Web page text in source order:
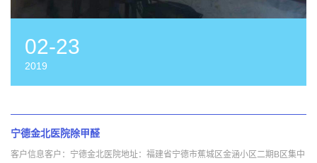
02-23
2019
宁德金北医院除甲醛
客户信息客户：宁德金北医院地址：福建省宁德市蕉城区金涵小区二期B区集中